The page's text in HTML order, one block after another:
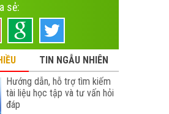
sẻ:
TIN NGẪU NHIÊN
Hướng dẫn, hỗ trợ tìm kiếm
tài liệu học tập và tư vấn hỏi
đáp